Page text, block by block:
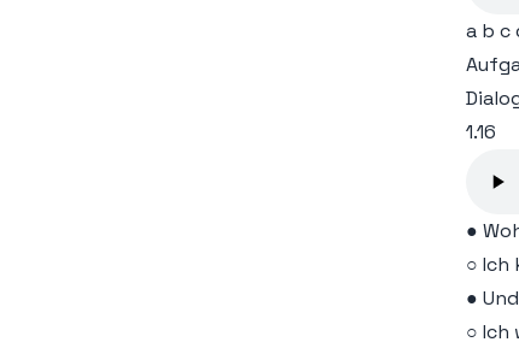
a b c
1.16
●
○ Ich
●
○ Ich